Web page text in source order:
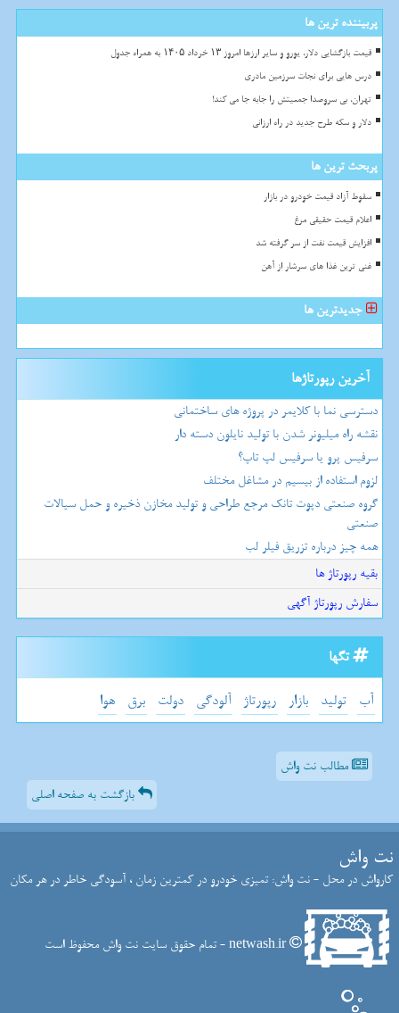
پربیننده ترین ها
قیمت بازگشایی دلار، یورو و سایر ارزها امروز ۱۳ خرداد ۱۴۰۵ به همراه جدول
درس هایی برای نجات سرزمین مادری
تهران، بی سروصدا جمعیتش را جابه جا می کند!
دلار و سکه طرح جدید در راه ارزانی
پربحث ترین ها
سقوط آزاد قیمت خودرو در بازار
اعلام قیمت حقیقی مرغ
افزایش قیمت نفت از سر گرفته شد
غنی ترین غذا های سرشار از آهن
جدیدترین ها
آخرین رپورتاژها
دسترسی نما با کلایمر در پروژه های ساختمانی
نقشه راه میلیونر شدن با تولید نایلون دسته دار
سرفیس پرو یا سرفیس لپ تاپ؟
لزوم استفاده از بیسیم در مشاغل مختلف
گروه صنعتی دپوت تانک مرجع طراحی و تولید مخازن ذخیره و حمل سیالات
صنعتی
همه چیز درباره تزریق فیلر لب
بقیه رپورتاژ ها
سفارش رپورتاژ آگهی
تگها
آب تولید بازار رپورتاژ آلودگی دولت برق هوا
مطالب نت واش
بازگشت به صفحه اصلی
نت واش
کارواش در محل - نت واش: تمیزی خودرو در کمترین زمان ، آسودگی خاطر در هر مکان
netwash.ir - تمام حقوق سایت نت واش محفوظ است